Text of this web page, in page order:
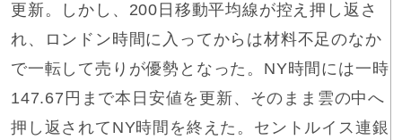
更新。しかし、200日移動平均線が控え押し返さ
れ、ロンドン時間に入ってからは材料不足のなか
で一転して売りが優勢となった。NY時間には一時
147.67円まで本日安値を更新、そのまま雲の中へ
押し返されてNY時間を終えた。セントルイス連銀